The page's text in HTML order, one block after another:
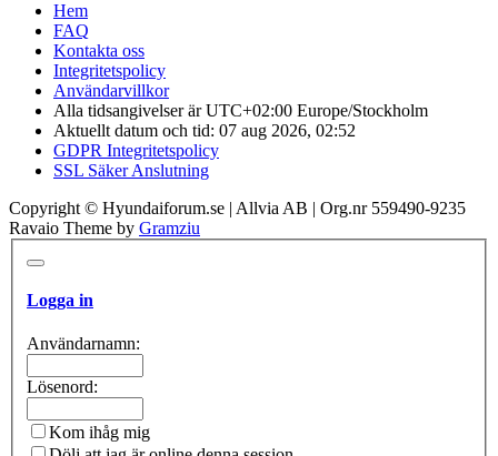
Hem
FAQ
Kontakta oss
Integritetspolicy
Användarvillkor
Alla tidsangivelser är UTC+02:00 Europe/Stockholm
Aktuellt datum och tid: 07 aug 2026, 02:52
GDPR Integritetspolicy
SSL Säker Anslutning
Copyright © Hyundaiforum.se | Allvia AB | Org.nr 559490-9235
Ravaio Theme by Gramziu
Logga in
Användarnamn:
Lösenord:
Kom ihåg mig